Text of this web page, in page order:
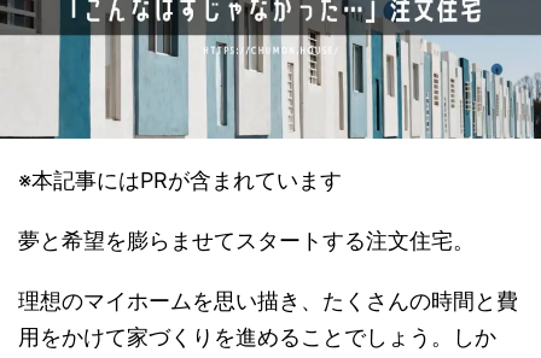
※本記事にはPRが含まれています
夢と希望を膨らませてスタートする注文住宅。
理想のマイホームを思い描き、たくさんの時間と費
用をかけて家づくりを進めることでしょう。しか